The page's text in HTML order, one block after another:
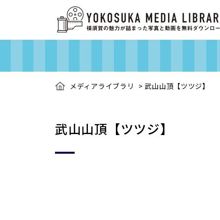
メディアライブラリ > 武山山頂【ツツジ】
武山山頂【ツツジ】